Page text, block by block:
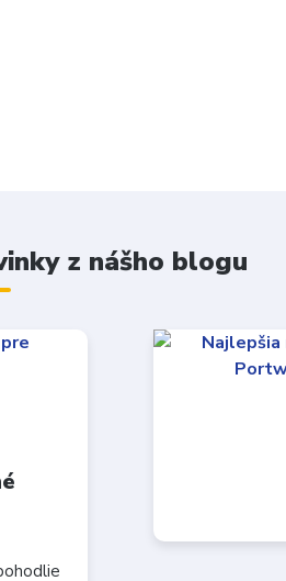
z nášho blogu